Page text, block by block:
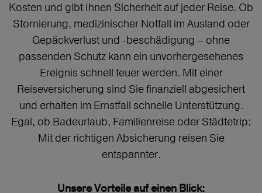
Kosten und gibt Ihnen Sicherheit auf jeder Reise. Ob
Stornierung, medizinischer Notfall im Ausland oder
Gepäckverlust und -beschädigung – ohne
passenden Schutz kann ein unvorhergesehenes
Ereignis schnell teuer werden. Mit einer
Reiseversicherung sind Sie finanziell abgesichert
und erhalten im Ernstfall schnelle Unterstützung.
Egal, ob Badeurlaub, Familienreise oder Städtetrip:
Mit der richtigen Absicherung reisen Sie
entspannter.
Unsere Vorteile auf einen Blick: